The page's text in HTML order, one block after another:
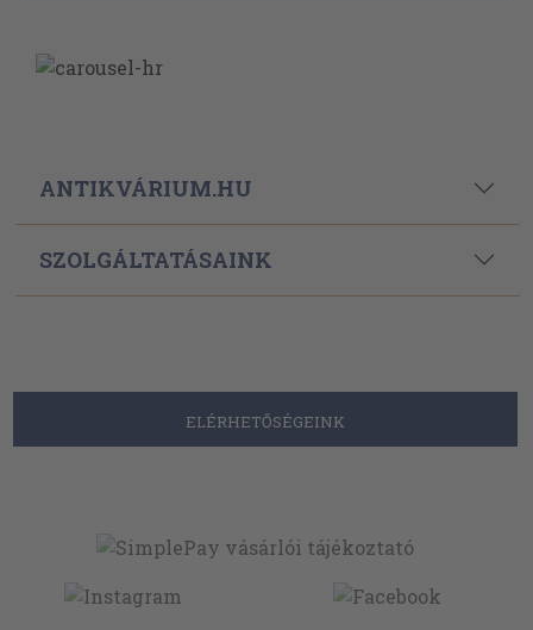
ANTIKVÁRIUM.HU
SZOLGÁLTATÁSAINK
ELÉRHETŐSÉGEINK